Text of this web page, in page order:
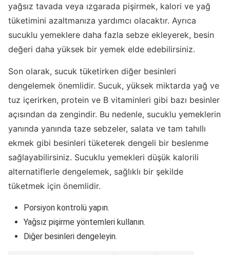
yağsız tavada veya ızgarada pişirmek, kalori ve yağ
tüketimini azaltmanıza yardımcı olacaktır. Ayrıca
sucuklu yemeklere daha fazla sebze ekleyerek, besin
değeri daha yüksek bir yemek elde edebilirsiniz.
Son olarak, sucuk tüketirken diğer besinleri
dengelemek önemlidir. Sucuk, yüksek miktarda yağ ve
tuz içerirken, protein ve B vitaminleri gibi bazı besinler
açısından da zengindir. Bu nedenle, sucuklu yemeklerin
yanında yanında taze sebzeler, salata ve tam tahıllı
ekmek gibi besinleri tüketerek dengeli bir beslenme
sağlayabilirsiniz. Sucuklu yemekleri düşük kalorili
alternatiflerle dengelemek, sağlıklı bir şekilde
tüketmek için önemlidir.
Porsiyon kontrolü yapın.
Yağsız pişirme yöntemleri kullanın.
Diğer besinleri dengeleyin.